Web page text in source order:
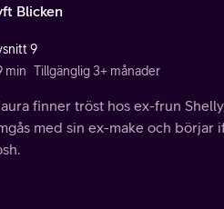
Blicken
9
min Tillgänglig 3+ månader
finner tröst hos ex-frun
med sin ex-make och börjar